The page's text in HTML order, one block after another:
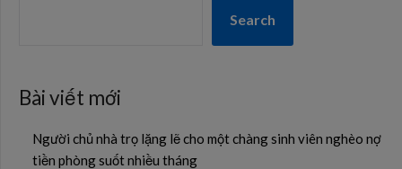
Search
Bài viết mới
Người chủ nhà trọ lặng lẽ cho một chàng sinh viên nghèo nợ
tiền phòng suốt nhiều tháng